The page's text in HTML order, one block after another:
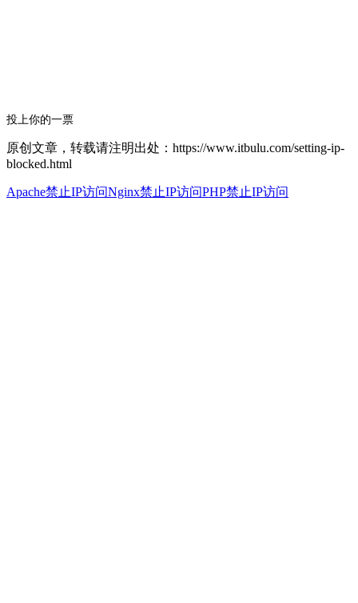
投上你的一票
原创文章，转载请注明出处：https://www.itbulu.com/setting-ip-
blocked.html
Apache禁止IP访问Nginx禁止IP访问PHP禁止IP访问